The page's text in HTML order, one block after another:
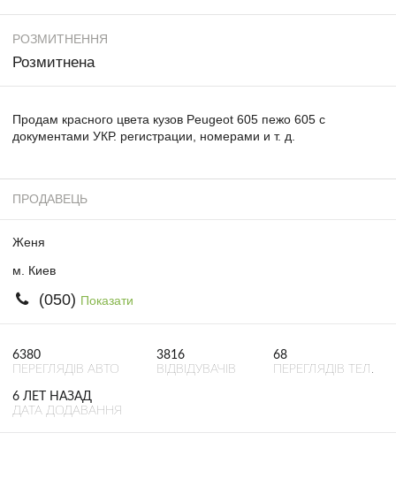
РОЗМИТНЕННЯ
Розмитнена
Продам красного цвета кузов Peugeot 605 пежо 605 с
документами УКР. регистрации, номерами и т. д.
ПРОДАВЕЦЬ
Женя
м. Киев
(050) Показати
6380
ПЕРЕГЛЯДІВ АВТО
3816
ВІДВІДУВАЧІВ
68
ПЕРЕГЛЯДІВ ТЕЛ.
6 ЛЕТ НАЗАД
ДАТА ДОДАВАННЯ